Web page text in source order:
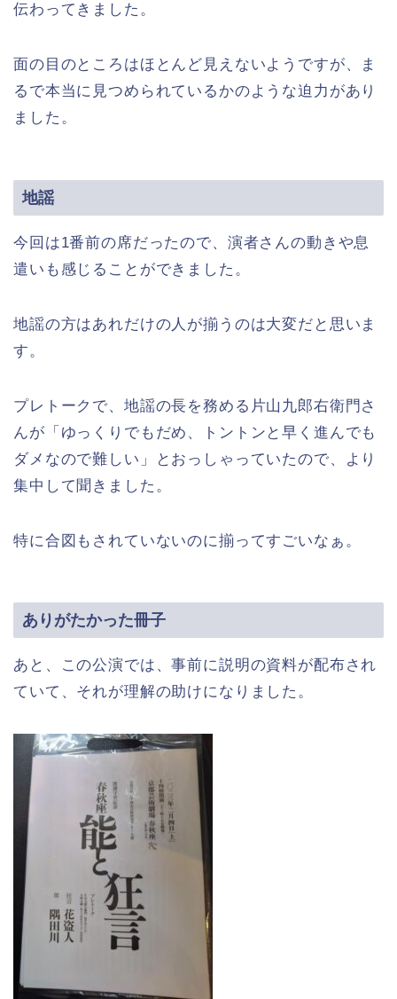
伝わってきました。
面の目のところはほとんど見えないようですが、ま
るで本当に見つめられているかのような迫力があり
ました。
地謡
今回は1番前の席だったので、演者さんの動きや息
遣いも感じることができました。
地謡の方はあれだけの人が揃うのは大変だと思いま
す。
プレトークで、地謡の長を務める片山九郎右衛門さ
んが「ゆっくりでもだめ、トントンと早く進んでも
ダメなので難しい」とおっしゃっていたので、より
集中して聞きました。
特に合図もされていないのに揃ってすごいなぁ。
ありがたかった冊子
あと、この公演では、事前に説明の資料が配布され
ていて、それが理解の助けになりました。